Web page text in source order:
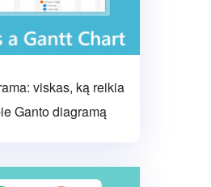
viskas, ką reikia
Ganto diagramą